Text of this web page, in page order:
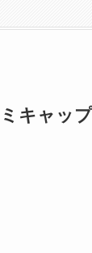
キャッ